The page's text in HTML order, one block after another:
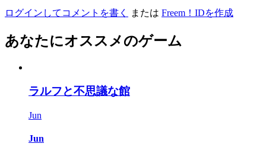
ログインしてコメントを書く または Freem！IDを作成
あなたにオススメのゲーム
ラルフと不思議な館
Jun
Jun